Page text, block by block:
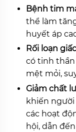
Bệnh tim
thể làm
huyết áp
Rối loạn
có tinh
mệt mỏi,
Giảm chất
khiến
các hoạt
hội, dẫn